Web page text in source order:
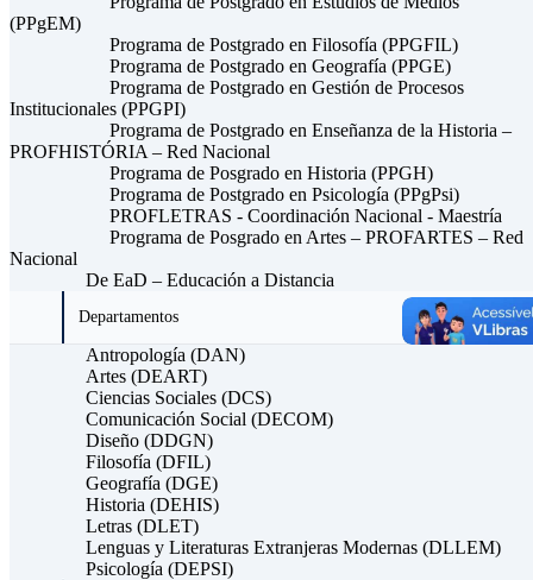
(PPgEM)
Programa de Postgrado en Filosofía (PPGFIL)
Programa de Postgrado en Geografía (PPGE)
Programa de Postgrado en Gestión de Procesos
Institucionales (PPGPI)
Programa de Postgrado en Enseñanza de la Historia –
PROFHISTÓRIA – Red Nacional
Programa de Posgrado en Historia (PPGH)
Programa de Postgrado en Psicología (PPgPsi)
PROFLETRAS - Coordinación Nacional - Maestría
Programa de Posgrado en Artes – PROFARTES – Red
Nacional
De EaD – Educación a Distancia
Departamentos
Antropología (DAN)
Artes (DEART)
Ciencias Sociales (DCS)
Comunicación Social (DECOM)
Diseño (DDGN)
Filosofía (DFIL)
Geografía (DGE)
Historia (DEHIS)
Letras (DLET)
Lenguas y Literaturas Extranjeras Modernas (DLLEM)
Psicología (DEPSI)